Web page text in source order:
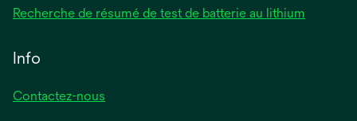
Recherche de résumé de test de batterie au lithium
Info
Contactez-nous